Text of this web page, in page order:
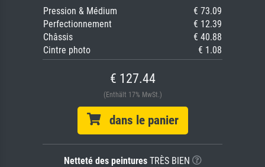
Pression & Médium
€ 73.09
Perfectionnement
€ 12.39
Châssis
€ 40.88
Cintre photo
€ 1.08
€ 127.44
(Enthält 17% MwSt.)
dans le panier
Netteté des peinturesTRÈS BIEN